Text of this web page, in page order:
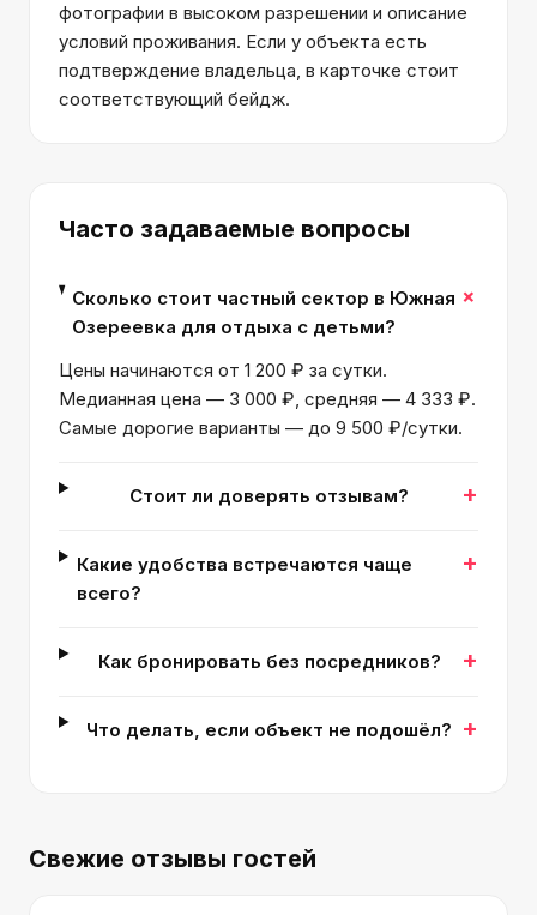
фотографии в высоком разрешении и описание
условий проживания. Если у объекта есть
подтверждение владельца, в карточке стоит
соответствующий бейдж.
Часто задаваемые вопросы
Сколько стоит частный сектор в Южная
Озереевка для отдыха с детьми?
+
Цены начинаются от 1 200 ₽ за сутки.
Медианная цена — 3 000 ₽, средняя — 4 333 ₽.
Самые дорогие варианты — до 9 500 ₽/сутки.
Стоит ли доверять отзывам? +
Какие удобства встречаются чаще
всего?
+
Как бронировать без посредников? +
Что делать, если объект не подошёл? +
Свежие отзывы гостей